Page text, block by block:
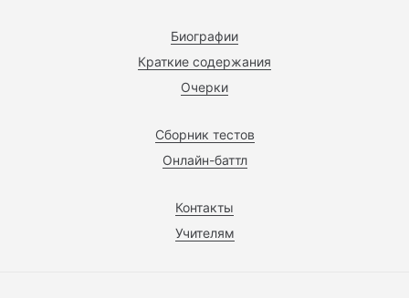
Биографии
Краткие содержания
Очерки
Сборник тестов
Онлайн-баттл
Контакты
Учителям